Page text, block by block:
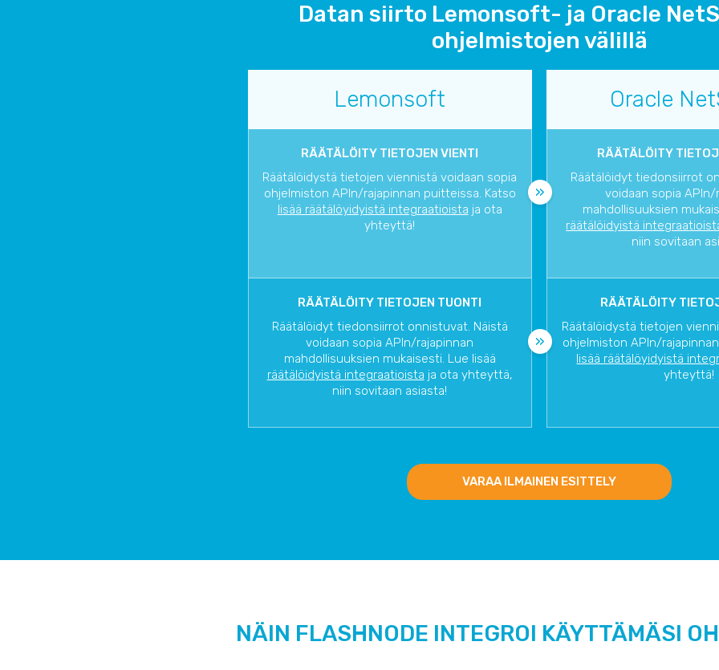
Datan siirto Lemonsoft- ja Oracle
ohjelmistojen välillä
Lemonsoft Oracle
RÄÄTÄLÖITY TIETOJEN VIENTI
Räätälöidystä tietojen viennistä voidaan sopia
ohjelmiston APIn/rajapinnan puitteissa. Katso
lisää räätälöyidyistä integraatioista ja ota
yhteyttä!
RÄÄTÄLÖITY
Räätälöidyt tiedonsiirrot
voidaan sopia APIn/
mahdollisuuksien
räätälöidyistä
niin sovitaan
RÄÄTÄLÖITY TIETOJEN TUONTI
Räätälöidyt tiedonsiirrot onnistuvat. Näistä
voidaan sopia APIn/rajapinnan
mahdollisuuksien mukaisesti. Lue lisää
räätälöidyistä integraatioista ja ota yhteyttä,
niin sovitaan asiasta!
RÄÄTÄLÖITY
Räätälöidystä tietojen
ohjelmiston APIn/
lisää räätälöyidyistä
yhteyttä!
VARAA ILMAINEN ESITTELY
NÄIN FLASHNODE INTEGROI KÄYTTÄMÄSI